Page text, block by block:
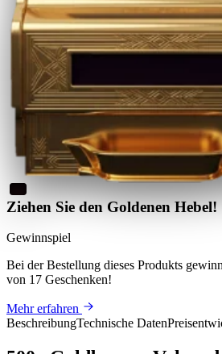
Ziehen Sie den Goldenen Hebel!
Gewinnspiel
Bei der Bestellung dieses Produkts
von 17 Geschenken!
Mehr erfahren
BeschreibungTechnische Daten